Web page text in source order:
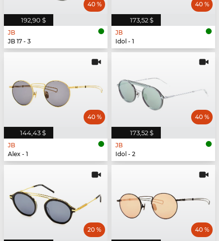
192,90 $
40 %
JB
JB 17 - 3
173,52 $
40 %
JB
Idol - 1
144,43 $
40 %
JB
Alex - 1
173,52 $
40 %
JB
Idol - 2
20 % 40 %